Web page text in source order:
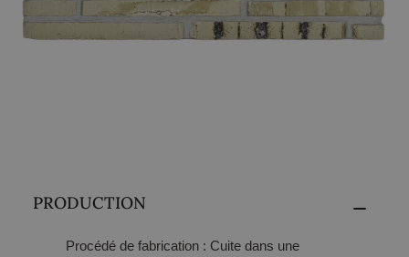
PRODUCTION
Procédé de fabrication : Cuite dans une